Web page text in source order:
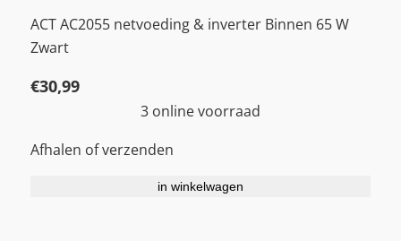
ACT AC2055 netvoeding & inverter Binnen 65 W
Zwart
€30,99
3 online voorraad
Afhalen of verzenden
in winkelwagen